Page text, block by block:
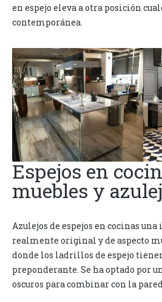
en espejo eleva a otra posición
contemporánea.
Espejos en
muebles y
Azulejos de espejos en cocinas una
realmente original y de aspecto
donde los ladrillos de espejo
preponderante. Se ha optado por
oscuros para combinar con la